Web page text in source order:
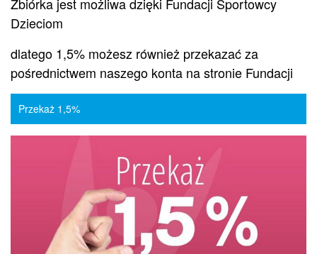
Dzieciom
dlatego 1,5% możesz również przekazać za
pośrednictwem naszego konta na stronie Fundacji
Przekaż 1,5%